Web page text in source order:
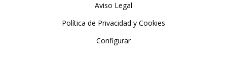
Aviso Legal
Política de Privacidad y Cookies
Configurar